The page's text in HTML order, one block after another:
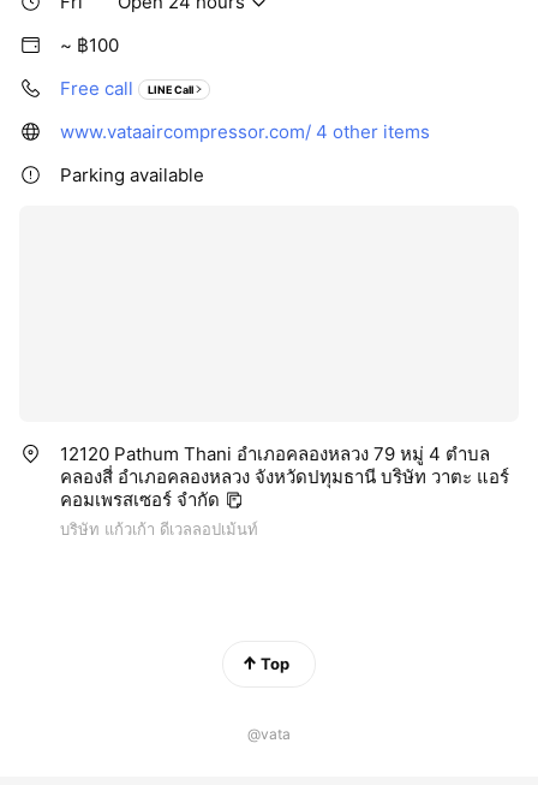
#บริการด้วยใจ
#วางระบบลมอัด
~ ฿100
Free call
LINE Call
www.vataaircompressor.com/ 4 other items
Parking available
12120 Pathum Thani อำเภอคลองหลวง 79 หมู่ 4 ตำบล
คลองสี่ อำเภอคลองหลวง จังหวัดปทุมธานี บริษัท วาตะ แอร์
คอมเพรสเซอร์ จำกัด
บริษัท แก้วเก้า ดีเวลลอปเม้นท์
Top
@vata